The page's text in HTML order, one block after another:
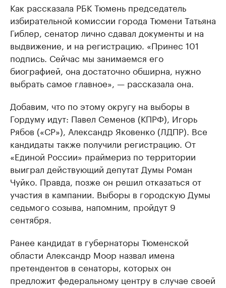
Как рассказала РБК Тюмень председатель
избирательной комиссии города Тюмени Татьяна
Гиблер, сенатор лично сдавал документы и на
выдвижение, и на регистрацию. «Принес 101
подпись. Сейчас мы занимаемся его
биографией, она достаточно обширна, нужно
выбрать самое главное», — рассказала она.​
Добавим, что по этому округу на выборы в
Гордуму идут: Павел Семенов (КПРФ), Игорь
Рябов («СР»), Александр Яковенко (ЛДПР). Все
кандидаты также получили регистрацию. От
«Единой России» праймериз по территории
выиграл действующий депутат Думы Роман
Чуйко. Правда, позже он решил отказаться от
участия в кампании.​ Выборы в городскую Думы
седьмого созыва, напомним, пройдут 9
сентября.
Ранее кандидат в губернаторы Тюменской
области Александр Моор назвал имена
претендентов в сенаторы, которых он
предложит федеральному центру в случае своей